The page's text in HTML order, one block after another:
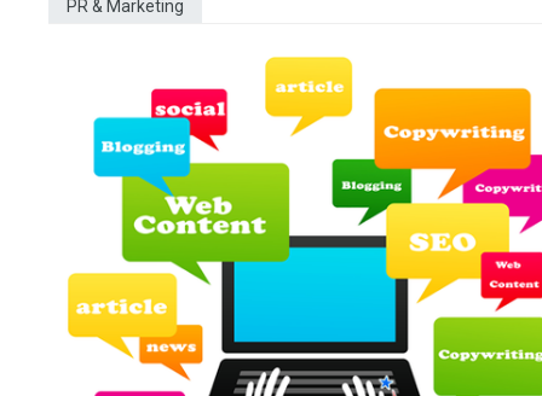
PR & Marketing